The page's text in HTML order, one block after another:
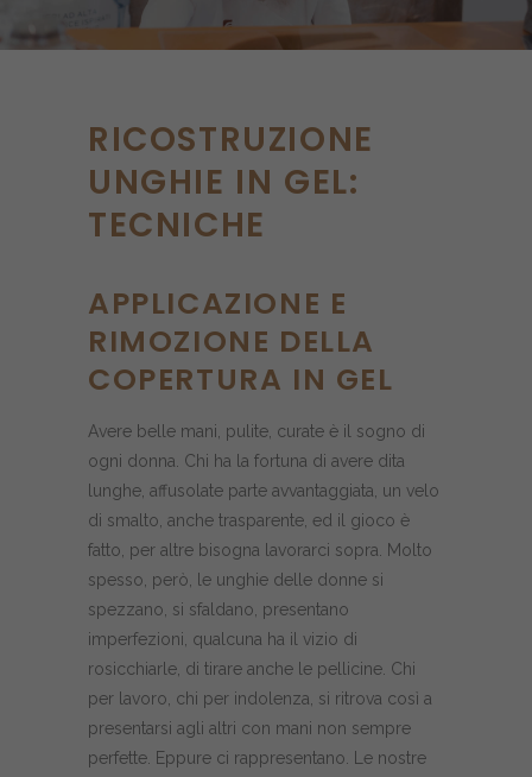
RICOSTRUZIONE
UNGHIE IN GEL:
TECNICHE
APPLICAZIONE E
RIMOZIONE DELLA
COPERTURA IN GEL
Avere belle mani, pulite, curate è il sogno di
ogni donna. Chi ha la fortuna di avere dita
lunghe, affusolate parte avvantaggiata, un velo
di smalto, anche trasparente, ed il gioco è
fatto, per altre bisogna lavorarci sopra. Molto
spesso, però, le unghie delle donne si
spezzano, si sfaldano, presentano
imperfezioni, qualcuna ha il vizio di
rosicchiarle, di tirare anche le pellicine. Chi
per lavoro, chi per indolenza, si ritrova così a
presentarsi agli altri con mani non sempre
perfette. Eppure ci rappresentano. Le nostre